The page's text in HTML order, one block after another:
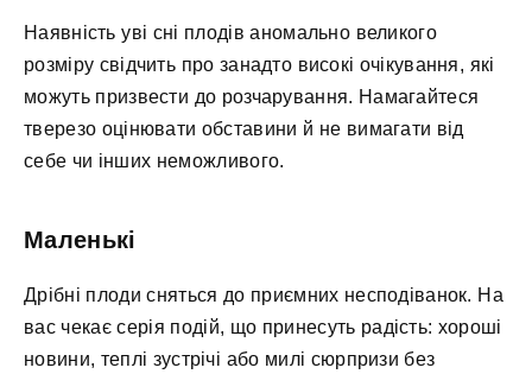
Наявність уві сні плодів аномально великого
розміру свідчить про занадто високі очікування, які
можуть призвести до розчарування. Намагайтеся
тверезо оцінювати обставини й не вимагати від
себе чи інших неможливого.
Маленькі
Дрібні плоди сняться до приємних несподіванок. На
вас чекає серія подій, що принесуть радість: хороші
новини, теплі зустрічі або милі сюрпризи без